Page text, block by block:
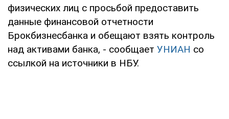
физических лиц с просьбой предоставить
данные финансовой отчетности
Брокбизнесбанка и обещают взять контроль
над активами банка, - сообщает УНИАН со
ссылкой на источники в НБУ.